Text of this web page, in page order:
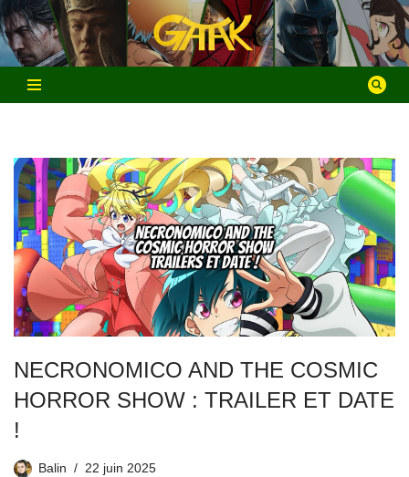
Aller
au
contenu
NECRONOMICO AND THE COSMIC
HORROR SHOW : TRAILER ET DATE
!
Balin 22 juin 2025